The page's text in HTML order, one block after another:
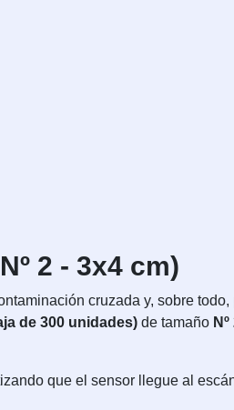
2 - 3x4 cm)
cruzada y, sobre todo,
de 300 unidades) de tamaño
que el sensor llegue al